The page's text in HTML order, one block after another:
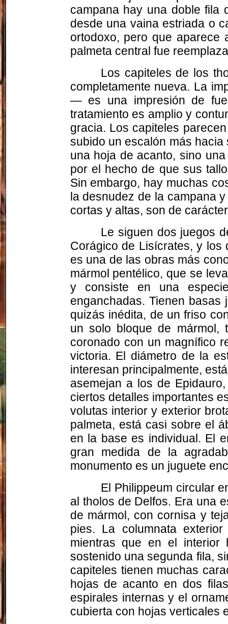
campana hay una doble fila
desde una vaina estriada o
ortodoxo, pero que aparece
palmeta central fue
Los capiteles de los
completamente nueva. La
— es una impresión de
tratamiento es amplio y
gracia. Los capiteles
subido un escalón más
una hoja de acanto, sino
por el hecho de que sus
Sin embargo, hay muchas
la desnudez de la campana
cortas y altas, son de
Le siguen dos juegos
Corágico de Lisícrates, y los
es una de las obras más
mármol pentélico, que se
y consiste en una
enganchadas. Tienen
quizás inédita, de un friso
un solo bloque de mármol,
coronado con un magnífico
victoria. El diámetro de la
interesan principalmente,
asemejan a los de
ciertos detalles importantes
volutas interior y exterior
palmeta, está casi sobre el
en la base es individual. El
gran medida de la
monumento es un juguete
El Philippeum circular
al tholos de Delfos. Era una
de mármol, con cornisa y
pies. La columnata
mientras que en el interior
sostenido una segunda fila,
capiteles tienen muchas
hojas de acanto en dos
espirales internas y el
cubierta con hojas verticales